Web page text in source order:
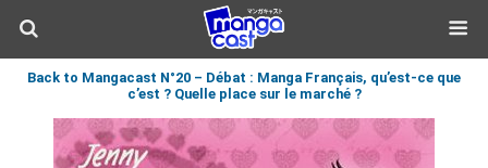
Back to Mangacast N°20 – Débat : Manga Français, qu’est-ce que
c’est ? Quelle place sur le marché ?